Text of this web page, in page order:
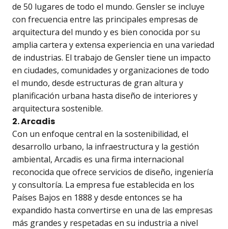
de 50 lugares de todo el mundo. Gensler se incluye
con frecuencia entre las principales empresas de
arquitectura del mundo y es bien conocida por su
amplia cartera y extensa experiencia en una variedad
de industrias. El trabajo de Gensler tiene un impacto
en ciudades, comunidades y organizaciones de todo
el mundo, desde estructuras de gran altura y
planificación urbana hasta diseño de interiores y
arquitectura sostenible.
2. Arcadis
Con un enfoque central en la sostenibilidad, el
desarrollo urbano, la infraestructura y la gestión
ambiental, Arcadis es una firma internacional
reconocida que ofrece servicios de diseño, ingeniería
y consultoría. La empresa fue establecida en los
Países Bajos en 1888 y desde entonces se ha
expandido hasta convertirse en una de las empresas
más grandes y respetadas en su industria a nivel